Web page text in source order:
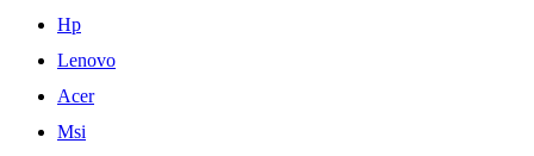
Hp
Lenovo
Acer
Msi